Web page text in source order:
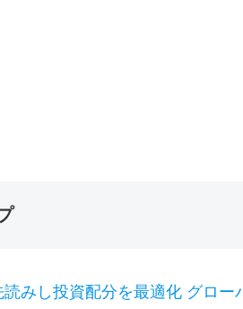
みし投資配分を最適化 グロ